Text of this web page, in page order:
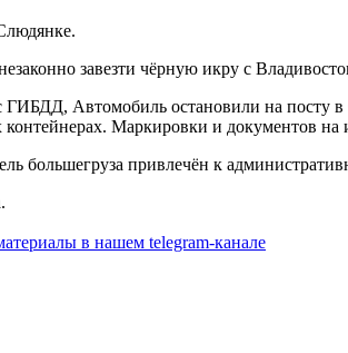
завезти чёрную икру с
ГИБДД, Автомобиль остановили на посту
контейнерах. Маркировки и документов на
большегруза привлечён к
в нашем telegram-канале